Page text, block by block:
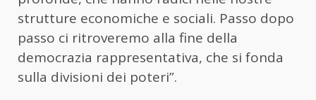
strutture economiche e sociali. Passo dopo
passo ci ritroveremo alla fine della
democrazia rappresentativa, che si fonda
sulla divisioni dei poteri”.